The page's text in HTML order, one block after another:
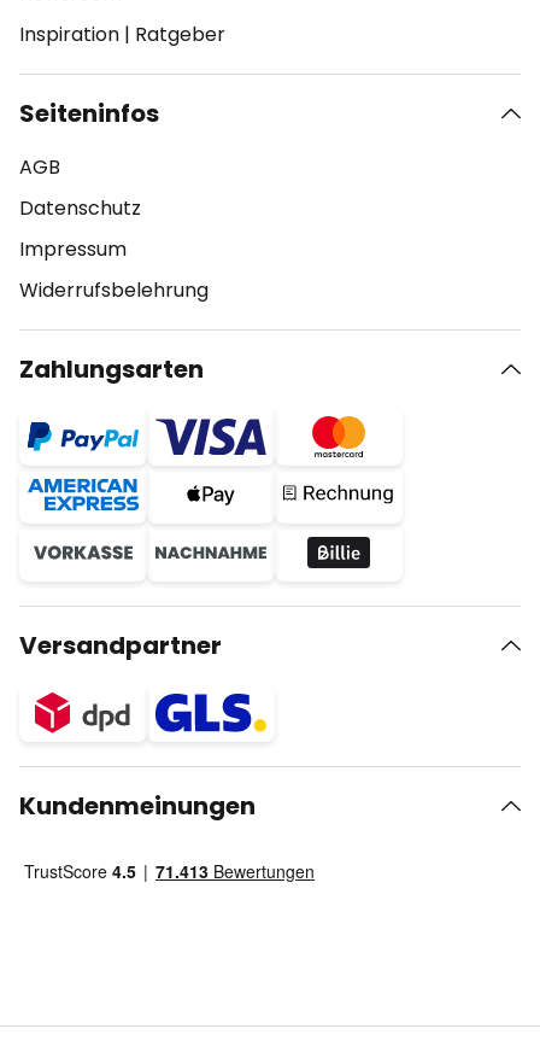
Inspiration | Ratgeber
Seiteninfos
AGB
Datenschutz
Impressum
Widerrufsbelehrung
Zahlungsarten
Versandpartner
Kundenmeinungen